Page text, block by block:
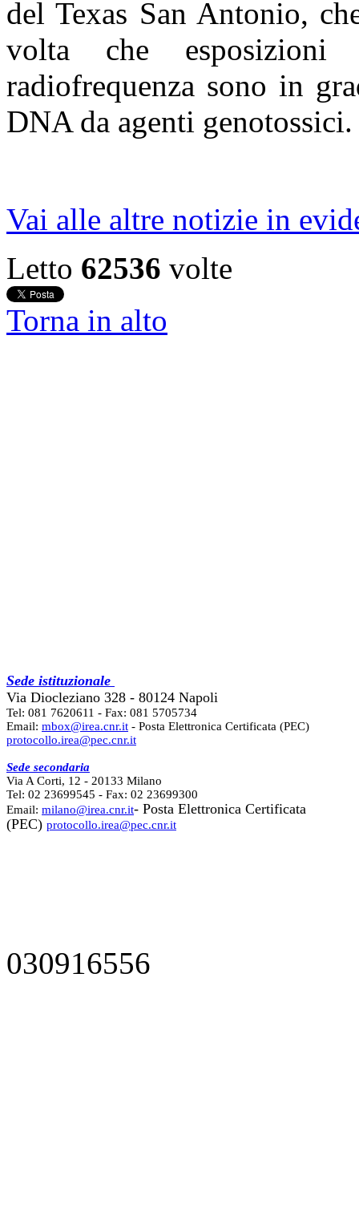
del Texas San Antonio,
volta che esposizioni
radiofrequenza sono in
DNA da agenti genotossici.
Vai alle altre notizie in
Letto 62536 volte
Torna in alto
Sede istituzionale
Via Diocleziano 328 - 80124 Napoli
Tel: 081 7620611 - Fax: 081 5705734
Email: mbox@irea.cnr.it - Posta Elettronica Certificata (PEC)
protocollo.irea@pec.cnr.it
Sede secondaria
Via A Corti, 12 - 20133 Milano
Tel: 02 23699545 - Fax: 02 23699300
Email: milano@irea.cnr.it- Posta Elettronica Certificata
(PEC) protocollo.irea@pec.cnr.it
030916556